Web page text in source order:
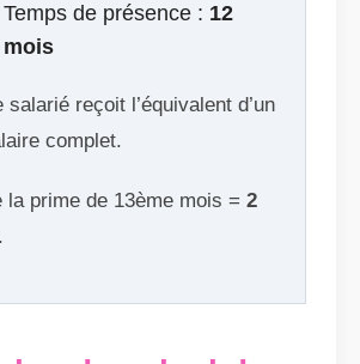
Temps de présence : 12
mois
salarié reçoit l’équivalent d’un
complet.
la prime de 13ème mois = 2
.